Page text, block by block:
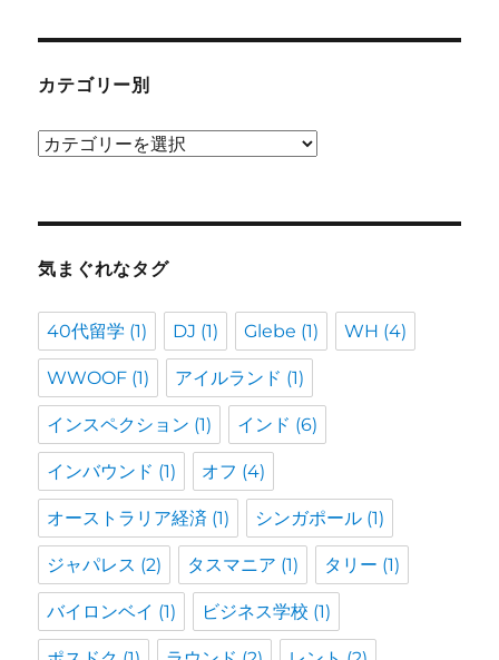
カテゴリー別
カ
ー
気まぐれなタグ
40代留学 (1) DJ (1) Glebe (1) WH (4)
WWOOF (1) アイルランド (1)
インスペクション (1) インド (6)
インバウンド (1) オフ (4)
オーストラリア経済 (1) シンガポール (1)
ジャパレス (2) タスマニア (1) タリー (1)
バイロンベイ (1) ビジネス学校 (1)